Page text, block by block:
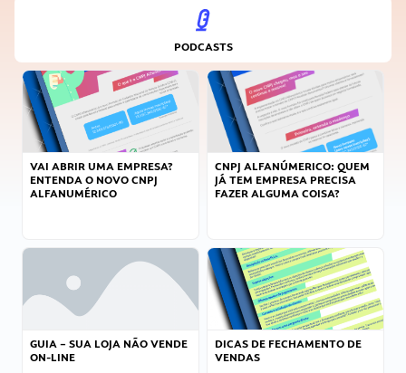
PODCASTS
VAI ABRIR UMA EMPRESA?
ENTENDA O NOVO CNPJ
ALFANUMÉRICO
CNPJ ALFANÚMERICO: QUEM
JÁ TEM EMPRESA PRECISA
FAZER ALGUMA COISA?
GUIA – SUA LOJA NÃO VENDE
ON-LINE
DICAS DE FECHAMENTO DE
VENDAS